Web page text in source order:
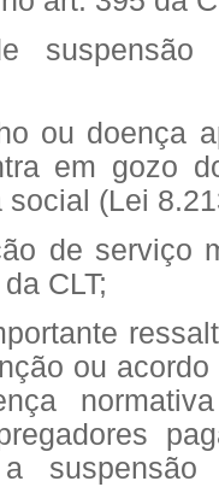
suspensão
ou doença
em gozo
(Lei
de serviço
CLT;
ou
suspensão